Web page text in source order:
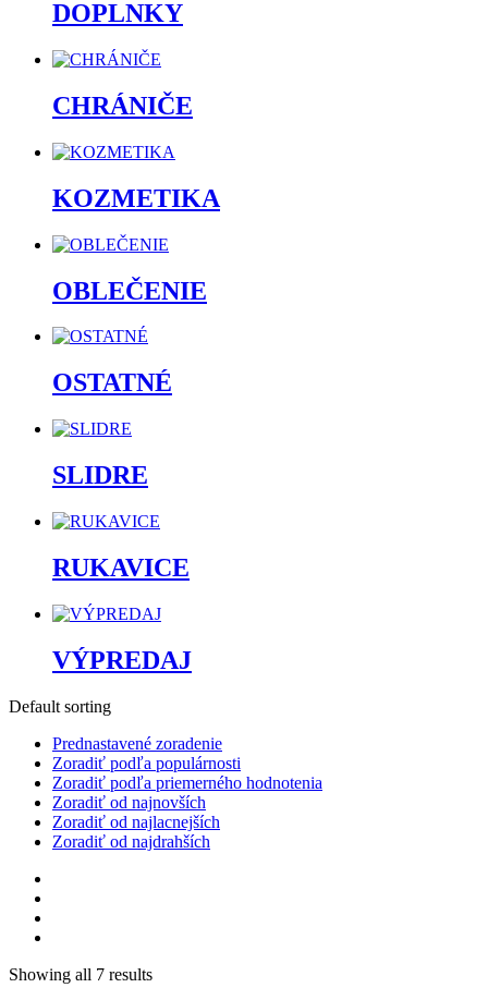
DOPLNKY
CHRÁNIČE
KOZMETIKA
OBLEČENIE
OSTATNÉ
SLIDRE
RUKAVICE
VÝPREDAJ
Default sorting
Prednastavené zoradenie
Zoradiť podľa populárnosti
Zoradiť podľa priemerného hodnotenia
Zoradiť od najnovších
Zoradiť od najlacnejších
Zoradiť od najdrahších
Showing all 7 results